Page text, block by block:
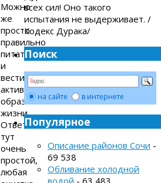
Можно
же
просто
правильно
питаться
и
вести
активный
образ
жизни.
Ответ
тут
очень
простой,
любая
всех сил! Оно такого
испытания не выдерживает. /
Кодекс Дурака/
Поиск
на сайте в интернете
Популярное
Описание районов Сочи -
69 538
Обливание холодной
водой - 63 483